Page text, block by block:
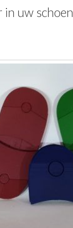
uw schoen